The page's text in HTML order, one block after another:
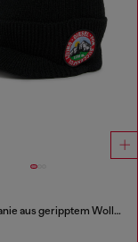
Visor-Beanie aus geripptem Wollstrick